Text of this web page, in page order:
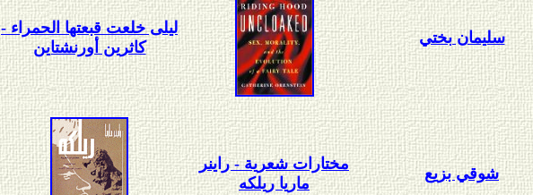
ليلى خلعت قبعتها الحمراء -
كاثرين أورنشتاين
سليمان بختي
مختارات شعرية - راينر
ماريا ريلكه
شوقي بزيع